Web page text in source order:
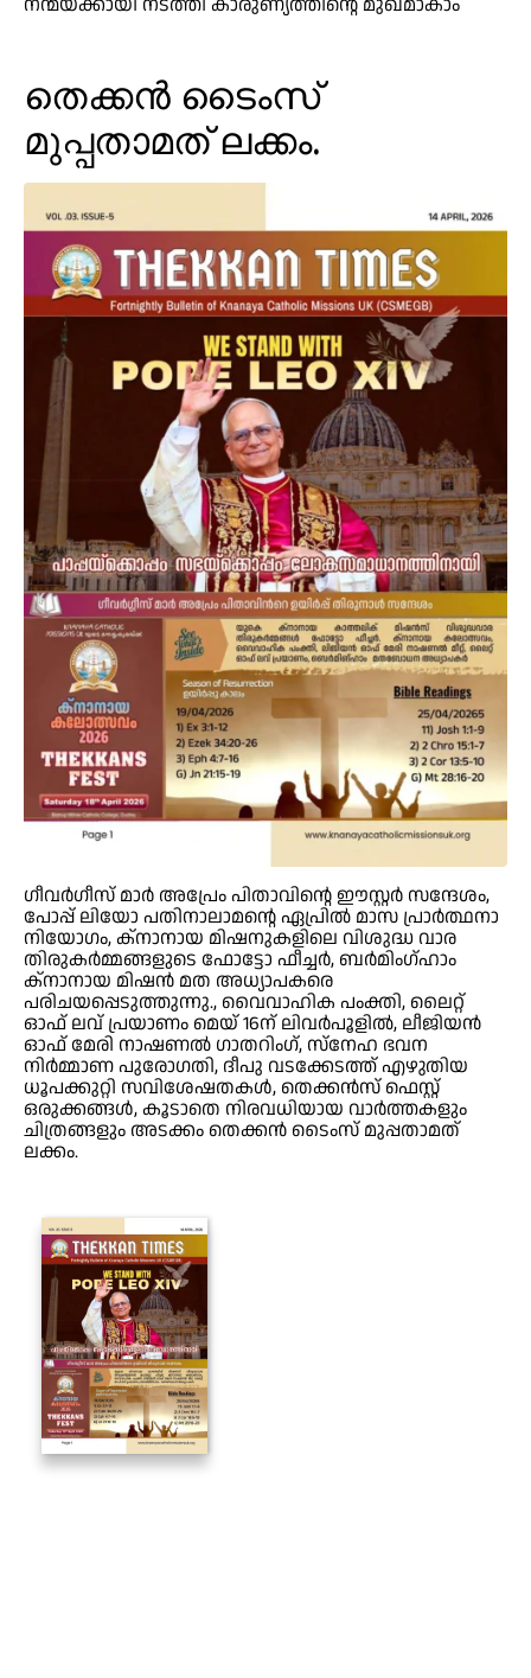
നന്മയ്ക്കായി നടത്തി കാരുണ്യത്തിന്റെ മുഖമാകാം
തെക്കൻ ടൈംസ്
മുപ്പതാമത് ലക്കം.
ഗീവർഗീസ് മാർ അപ്രേം പിതാവിന്റെ ഈസ്റ്റർ സന്ദേശം,
പോപ്പ് ലിയോ പതിനാലാമന്റെ ഏപ്രിൽ മാസ പ്രാർത്ഥനാ
നിയോഗം, ക്നാനായ മിഷനുകളിലെ വിശുദ്ധ വാര
തിരുകർമ്മങ്ങളുടെ ഫോട്ടോ ഫീച്ചർ, ബർമിംഗ്ഹാം
ക്നാനായ മിഷൻ മത അധ്യാപകരെ
പരിചയപ്പെടുത്തുന്നു., വൈവാഹിക പംക്തി, ലൈറ്റ്
ഓഫ് ലവ് പ്രയാണം മെയ് 16ന് ലിവർപൂളിൽ, ലീജിയൻ
ഓഫ് മേരി നാഷണൽ ഗാതറിംഗ്, സ്നേഹ ഭവന
നിർമ്മാണ പുരോഗതി, ദീപു വടക്കേടത്ത് എഴുതിയ
ധൂപക്കുറ്റി സവിശേഷതകൾ, തെക്കൻസ് ഫെസ്റ്റ്
ഒരുക്കങ്ങൾ, കൂടാതെ നിരവധിയായ വാർത്തകളും
ചിത്രങ്ങളും അടക്കം തെക്കൻ ടൈംസ് മുപ്പതാമത്
ലക്കം.